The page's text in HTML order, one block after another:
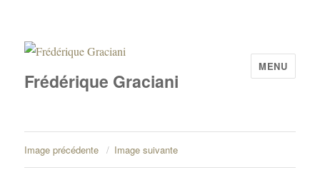
Frédérique Graciani
MENU
Image précédente Image suivante